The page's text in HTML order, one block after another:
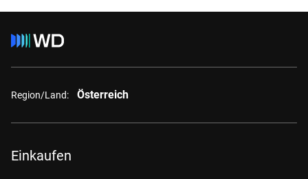
Region/Land: Österreich
Einkaufen